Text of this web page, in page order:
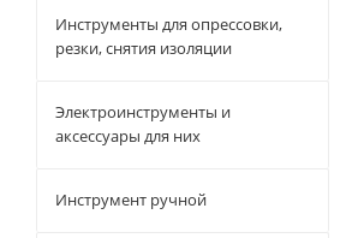
Инструменты для опрессовки,
резки, снятия изоляции
Электроинструменты и
аксессуары для них
Инструмент ручной